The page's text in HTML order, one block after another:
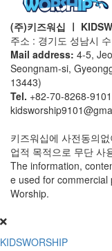
(주)키즈워십 ㅣ
주소 : 경기도 성남시
Mail address: 4-5,
Seongnam-si,
13443)
Tel. +82-70-8268-9101
키즈워십에 사전동의
업적 목적으로 무단 사
The information,
e used for
Worship.
KIDSWORSHIP